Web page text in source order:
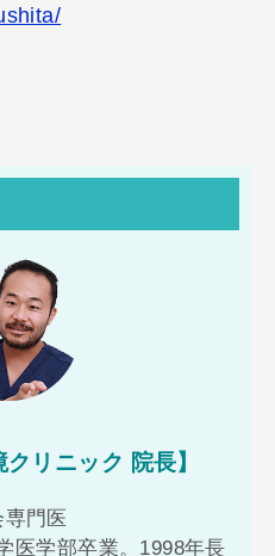
リニック 院長】
門医
医学部卒業。1998年長